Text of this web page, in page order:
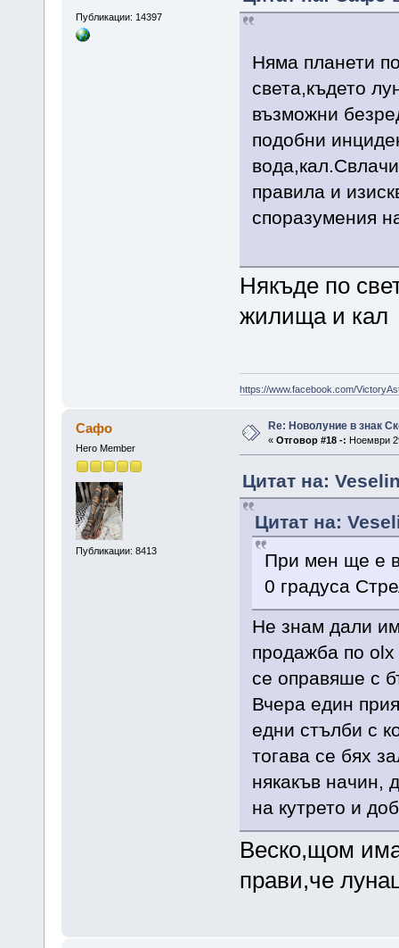
Публикации: 14397
Няма планети
света,където
възможни
подобни
правила и
споразумения
Някъде по
жилища и кал
https://www.facebook.com/
Сафо
Hero Member
Публикации: 8413
Re: Новолуние в знак
« Отговор #18 -: Ноември
Цитат на:
Цитат на:
При мен ще е
0 градуса
Не знам дали
продажба по olx
се оправяше с
Вчера един
едни стълби с
тогава се бях
някакъв начин,
на кутрето и
Веско,щом
прави,че